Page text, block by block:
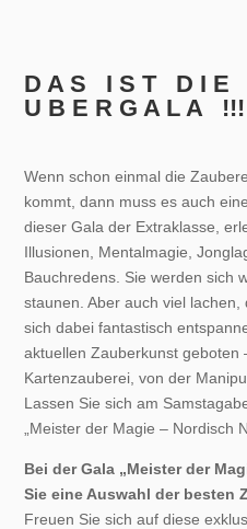
D A S I S T D I E
U B E R G A L A !!!
Wenn schon einmal die
kommt, dann muss es auch
dieser Gala der Extraklasse,
Illusionen, Mentalmagie,
Bauchredens. Sie werden sich
staunen. Aber auch viel
sich dabei fantastisch
aktuellen Zauberkunst
Kartenzauberei, von der
Lassen Sie sich am
„Meister der Magie – Nordisch
Bei der Gala „Meister der
Sie eine Auswahl der besten
Freuen Sie sich auf diese